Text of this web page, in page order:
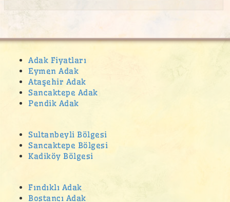
Adak Fiyatları
Eymen Adak
Ataşehir Adak
Sancaktepe Adak
Pendik Adak
Sultanbeyli Bölgesi
Sancaktepe Bölgesi
Kadiköy Bölgesi
Fındıklı Adak
Bostancı Adak